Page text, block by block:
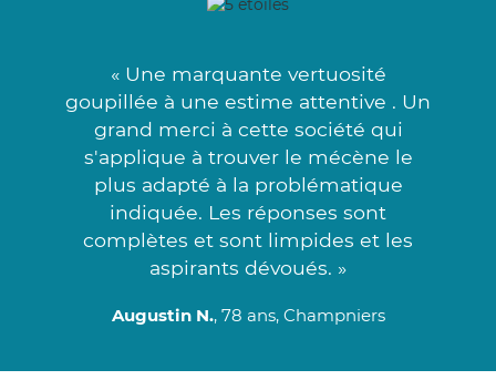
« Une marquante vertuosité
goupillée à une estime attentive . Un
grand merci à cette société qui
s'applique à trouver le mécène le
plus adapté à la problématique
indiquée. Les réponses sont
complètes et sont limpides et les
aspirants dévoués. »
Augustin N., 78 ans, Champniers